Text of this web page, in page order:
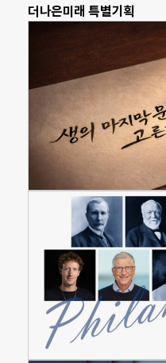
더나은미래 특별기획